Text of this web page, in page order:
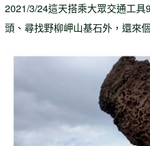
2021/3/24這天搭乘大眾交通工
頭、尋找野柳岬山基石外，還來